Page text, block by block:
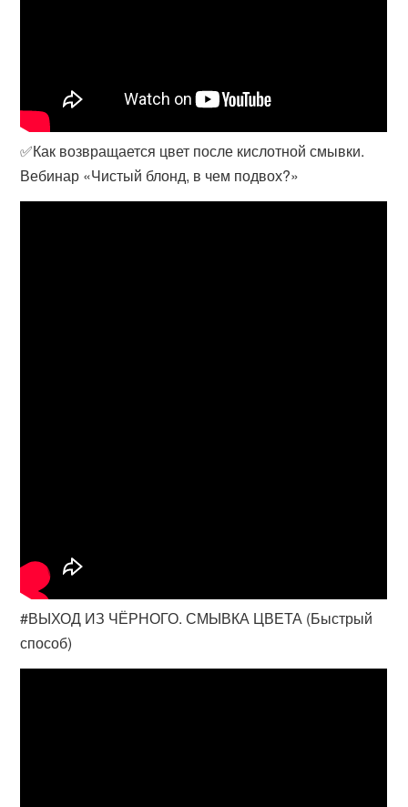
✅Как возвращается цвет после кислотной смывки.
Вебинар «Чистый блонд, в чем подвох?»
#ВЫХОД ИЗ ЧЁРНОГО. СМЫВКА ЦВЕТА (Быстрый
способ)